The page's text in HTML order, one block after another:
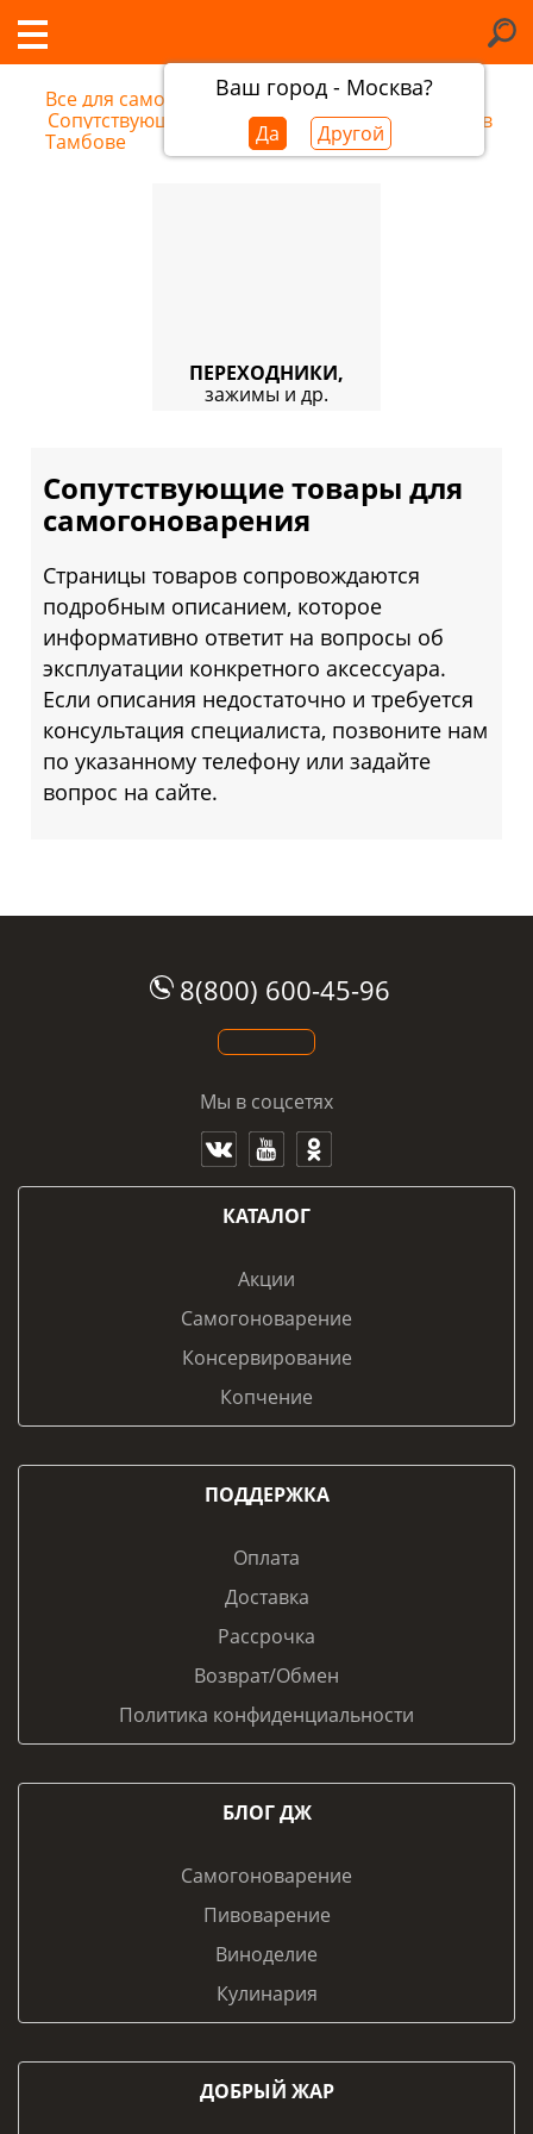
Ваш город - Москва?
Да Другой
Все для самогоноварения/
Сопутствующие товары для самогоноварения в
Тамбове
ПЕРЕХОДНИКИ,
зажимы и др.
Сопутствующие товары для
самогоноварения
Страницы товаров сопровождаются
подробным описанием, которое
информативно ответит на вопросы об
эксплуатации конкретного аксессуара.
Если описания недостаточно и требуется
консультация специалиста, позвоните нам
по указанному телефону или задайте
вопрос на сайте.
8(800) 600-45-96
Мы в соцсетях
КАТАЛОГ
Акции
Самогоноварение
Консервирование
Копчение
ПОДДЕРЖКА
Оплата
Доставка
Рассрочка
Возврат/Обмен
Политика конфиденциальности
БЛОГ ДЖ
Самогоноварение
Пивоварение
Виноделие
Кулинария
ДОБРЫЙ ЖАР